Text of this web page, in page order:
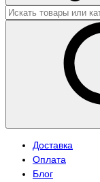
Доставка
Оплата
Блог